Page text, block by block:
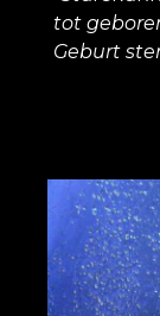
tot
Geburt